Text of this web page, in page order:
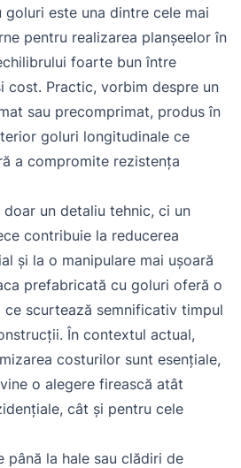
este una dintre cele mai
pentru realizarea planșeelor în
foarte bun între
cost. Practic, vorbim despre un
sau precomprimat, produs în
goluri longitudinale ce
a compromite rezistența
un detaliu tehnic, ci un
contribuie la reducerea
și la o manipulare mai ușoară
prefabricată cu goluri oferă o
ce scurtează semnificativ timpul
În contextul actual,
costurilor sunt esențiale,
o alegere firească atât
cât și pentru cele
până la hale sau clădiri de